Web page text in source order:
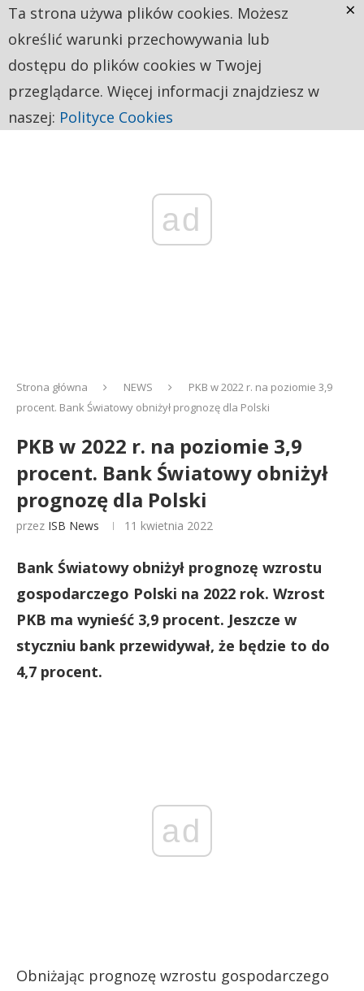
ad
Strona główna NEWS
PKB w 2022 r. na poziomie 3,9
procent. Bank Światowy obniżył prognozę dla Polski
PKB w 2022 r. na poziomie 3,9
procent. Bank Światowy obniżył
prognozę dla Polski
przez ISB News 11 kwietnia 2022
Bank Światowy obniżył prognozę wzrostu
gospodarczego Polski na 2022 rok. Wzrost
PKB ma wynieść 3,9 procent. Jeszcze w
styczniu bank przewidywał, że będzie to do
4,7 procent.
ad
Obniżając prognozę wzrostu gospodarczego
Ta strona używa plików cookies. Możesz
określić warunki przechowywania lub
dostępu do plików cookies w Twojej
przeglądarce. Więcej informacji znajdziesz w
naszej: Polityce Cookies
×